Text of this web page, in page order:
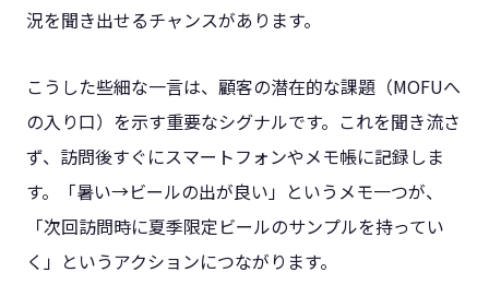
況を聞き出せるチャンスがあります。
こうした些細な一言は、顧客の潜在的な課題（MOFUへ
の入り口）を示す重要なシグナルです。これを聞き流さ
ず、訪問後すぐにスマートフォンやメモ帳に記録しま
す。「暑い→ビールの出が良い」というメモ一つが、
「次回訪問時に夏季限定ビールのサンプルを持ってい
く」というアクションにつながります。